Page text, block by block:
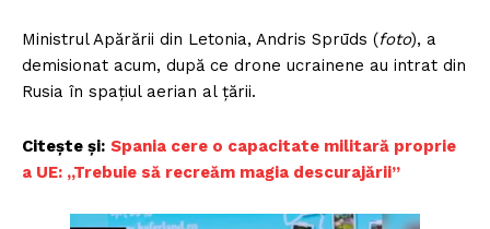
Ministrul Apărării din Letonia, Andris Sprūds (foto), a
demisionat acum, după ce drone ucrainene au intrat din
Rusia în spațiul aerian al țării.
Citește și: Spania cere o capacitate militară proprie
a UE: „Trebuie să recreăm magia descurajării”